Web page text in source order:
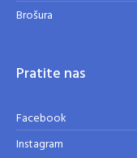
Brošura
Pratite nas
Facebook
Instagram